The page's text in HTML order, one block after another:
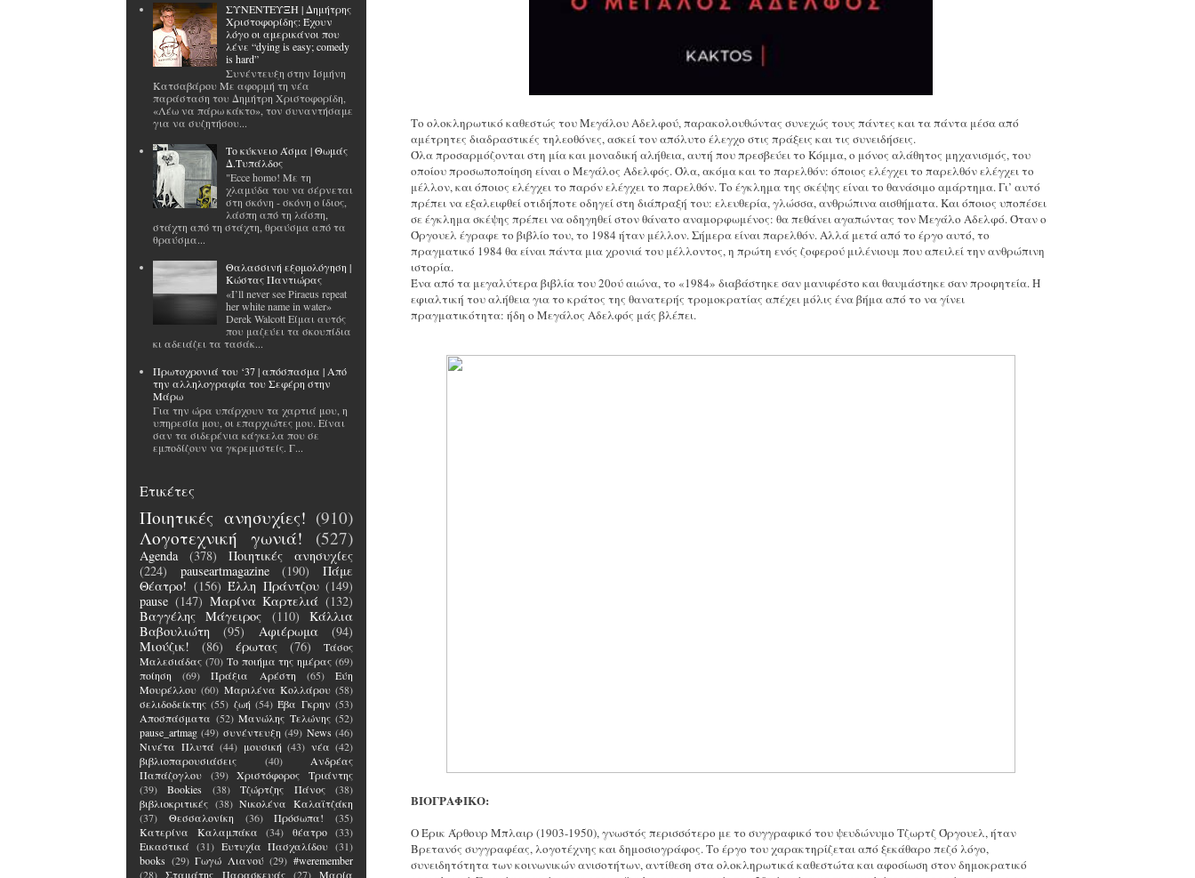
Το ολοκληρωτικό καθεστώς του Μεγάλου Αδελφού, παρακολουθώντας συνεχώς τους πάντες και τα πάντα μέσα από
αμέτρητες διαδραστικές τηλεοθόνες, ασκεί τον απόλυτο έλεγχο στις πράξεις και τις συνειδήσεις.
Όλα προσαρμόζονται στη μία και μοναδική αλήθεια, αυτή που πρεσβεύει το Κόμμα, ο μόνος αλάθητος μηχανισμός, του
οποίου προσωποποίηση είναι ο Μεγάλος Αδελφός. Όλα, ακόμα και το παρελθόν: όποιος ελέγχει το παρελθόν ελέγχει το
μέλλον, και όποιος ελέγχει το παρόν ελέγχει το παρελθόν. Το έγκλημα της σκέψης είναι το θανάσιμο αμάρτημα. Γι’ αυτό
πρέπει να εξαλειφθεί οτιδήποτε οδηγεί στη διάπραξή του: ελευθερία, γλώσσα, ανθρώπινα αισθήματα. Και όποιος υποπέσει
σε έγκλημα σκέψης πρέπει να οδηγηθεί στον θάνατο αναμορφωμένος: θα πεθάνει αγαπώντας τον Μεγάλο Αδελφό. Όταν ο
Όργουελ έγραφε το βιβλίο του, το 1984 ήταν μέλλον. Σήμερα είναι παρελθόν. Αλλά μετά από το έργο αυτό, το
πραγματικό 1984 θα είναι πάντα μια χρονιά του μέλλοντος, η πρώτη ενός ζοφερού μιλένιουμ που απειλεί την ανθρώπινη
ιστορία.
Ένα από τα μεγαλύτερα βιβλία του 20ού αιώνα, το «1984» διαβάστηκε σαν μανιφέστο και θαυμάστηκε σαν προφητεία. Η
εφιαλτική του αλήθεια για το κράτος της θανατερής τρομοκρατίας απέχει μόλις ένα βήμα από το να γίνει
πραγματικότητα: ήδη ο Μεγάλος Αδελφός μάς βλέπει.
ΒΙΟΓΡΑΦΙΚΟ:
O Έρικ Άρθουρ Μπλαιρ (1903-1950), γνωστός περισσότερο με το συγγραφικό του ψευδώνυμο Τζωρτζ Όργουελ, ήταν
Βρετανός συγγραφέας, λογοτέχνης και δημοσιογράφος. Το έργο του χαρακτηρίζεται από ξεκάθαρο πεζό λόγο,
συνειδητότητα των κοινωνικών ανισοτήτων, αντίθεση στα ολοκληρωτικά καθεστώτα και αφοσίωση στον δημοκρατικό
ΣΥΝΕΝΤΕΥΞΗ | Δημήτρης
Χριστοφορίδης: Έχουν
λόγο οι αμερικάνοι που
λένε “dying is easy; comedy
is hard”
Συνέντευξη στην Ισμήνη
Κατσαβάρου Με αφορμή τη νέα
παράσταση του Δημήτρη Χριστοφορίδη,
«Λέω να πάρω κάκτο», τον συναντήσαμε
για να συζητήσου...
Το κύκνειο Άσμα | Θωμάς
Δ.Τυπάλδος
"Ecce homo! Με τη
χλαμύδα του να σέρνεται
στη σκόνη - σκόνη ο ίδιος,
λάσπη από τη λάσπη,
στάχτη από τη στάχτη, θραύσμα από τα
θραύσμα...
Θαλασσινή εξομολόγηση |
Κώστας Παντιώρας
«I’ll never see Piraeus repeat
her white name in water»
Derek Walcott Είμαι αυτός
που μαζεύει τα σκουπίδια
κι αδειάζει τα τασάκ...
Πρωτοχρονιά του ‘37 | απόσπασμα | Από
την αλληλογραφία του Σεφέρη στην
Μάρω
Για την ώρα υπάρχουν τα χαρτιά μου, η
υπηρεσία μου, οι επαρχιώτες μου. Είναι
σαν τα σιδερένια κάγκελα που σε
εμποδίζουν να γκρεμιστείς. Γ...
Ετικέτες
Ποιητικές ανησυχίες! (910)
Λογοτεχνική γωνιά!
(527)
Agenda (378)
Ποιητικές ανησυχίες
(224)
pauseartmagazine (190)
Πάμε
Θέατρο! (156) Έλλη Πράντζου (149)
pause (147) Μαρίνα Καρτελιά (132)
Βαγγέλης Μάγειρος
(110)
Κάλλια
Βαβουλιώτη
(95) Αφιέρωμα
(94)
Μιούζικ!
(86) έρωτας (76)
Τάσος
Μαλεσιάδας (70) Το ποιήμα της ημέρας (69)
ποίηση
(69) Πράξια Αρέστη (65)
Εύη
Μουρέλλου (60) Μαριλένα Κολλάρου (58)
σελιδοδείκτης (55) ζωή (54) Έβα Γκρην (53)
Αποσπάσματα (52) Μανώλης Τελώνης (52)
pause_artmag (49) συνέντευξη (49) News (46)
Νινέτα Πλυτά (44) μουσική (43) νέα (42)
βιβλιοπαρουσιάσεις
(40)
Ανδρέας
Παπάζογλου
(39)
Χριστόφορος Τριάντης
(39)
Bookies (38) Τζώρτζης Πάνος
(38)
βιβλιοκριτικές (38) Νικολένα Καλαϊτζάκη
(37)
Θεσσαλονίκη (36) Πρόσωπα!
(35)
Κατερίνα Καλαμπάκα
(34) θέατρο (33)
Εικαστικά (31) Ευτυχία Πασχαλίδου (31)
books (29) Γωγώ Λιανού (29) #weremember
(28) Σταμάτης Παρασκευάς (27) Μαρία